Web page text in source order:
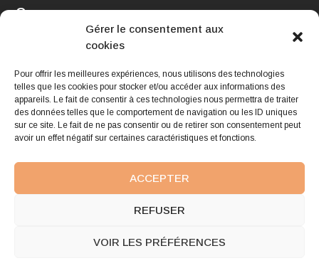
Gérer le consentement aux
cookies
Pour offrir les meilleures expériences, nous utilisons des technologies
telles que les cookies pour stocker et/ou accéder aux informations des
appareils. Le fait de consentir à ces technologies nous permettra de traiter
des données telles que le comportement de navigation ou les ID uniques
sur ce site. Le fait de ne pas consentir ou de retirer son consentement peut
avoir un effet négatif sur certaines caractéristiques et fonctions.
ACCEPTER
REFUSER
VOIR LES PRÉFÉRENCES
Contact
hello@academy-inyourstyle.com
Bureau :
Inyourstyle
4000 Liège